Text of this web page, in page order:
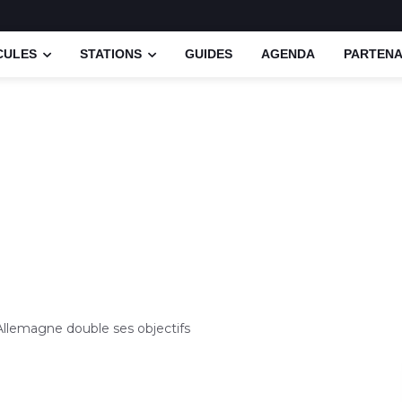
STATIONS GUIDES AGENDA
double ses objectifs